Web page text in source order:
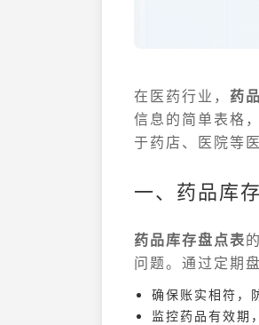
在医药行业， 药
信息的简单表格
于药店、医院等
一、药品库
药品库存盘点表
问题。通过定期
确保账实相符，
监控药品有效期